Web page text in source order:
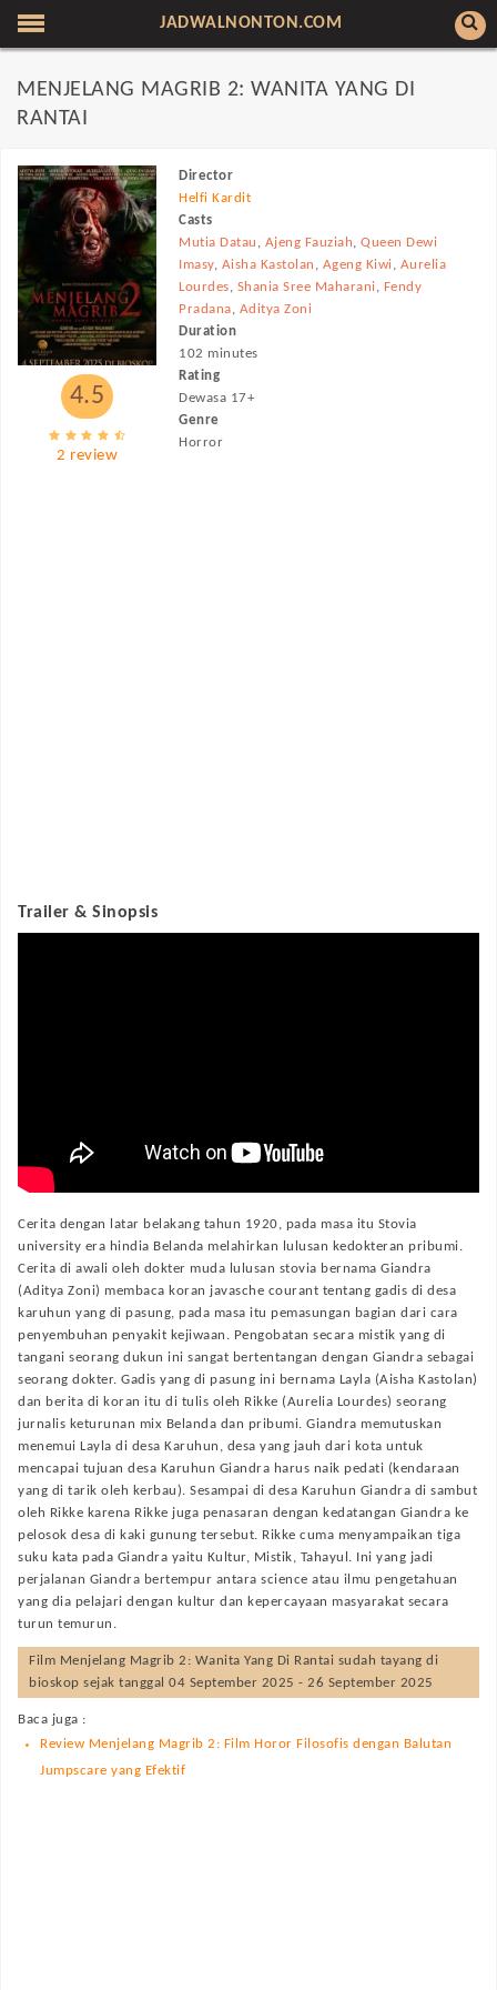
JADWALNONTON.COM
MENJELANG MAGRIB 2: WANITA YANG DI
RANTAI
4.5
2 review
Director
Helfi Kardit
Casts
Mutia Datau , Ajeng Fauziah,Queen Dewi
Imasy, Aisha Kastolan , Ageng Kiwi, Aurelia
Lourdes, Shania Sree Maharani, Fendy
Pradana, Aditya Zoni
Duration
102 minutes
Rating
Dewasa 17+
Genre
Horror
Trailer & Sinopsis
Cerita dengan latar belakang tahun 1920, pada masa itu Stovia
university era hindia Belanda melahirkan lulusan kedokteran pribumi.
Cerita di awali oleh dokter muda lulusan stovia bernama Giandra
(Aditya Zoni) membaca koran javasche courant tentang gadis di desa
karuhun yang di pasung, pada masa itu pemasungan bagian dari cara
penyembuhan penyakit kejiwaan. Pengobatan secara mistik yang di
tangani seorang dukun ini sangat bertentangan dengan Giandra sebagai
seorang dokter. Gadis yang di pasung ini bernama Layla (Aisha Kastolan)
dan berita di koran itu di tulis oleh Rikke (Aurelia Lourdes) seorang
jurnalis keturunan mix Belanda dan pribumi. Giandra memutuskan
menemui Layla di desa Karuhun, desa yang jauh dari kota untuk
mencapai tujuan desa Karuhun Giandra harus naik pedati (kendaraan
yang di tarik oleh kerbau). Sesampai di desa Karuhun Giandra di sambut
oleh Rikke karena Rikke juga penasaran dengan kedatangan Giandra ke
pelosok desa di kaki gunung tersebut. Rikke cuma menyampaikan tiga
suku kata pada Giandra yaitu Kultur, Mistik, Tahayul. Ini yang jadi
perjalanan Giandra bertempur antara science atau ilmu pengetahuan
yang dia pelajari dengan kultur dan kepercayaan masyarakat secara
turun temurun.
Film Menjelang Magrib 2: Wanita Yang Di Rantai sudah tayang di
bioskop sejak tanggal 04 September 2025 - 26 September 2025
Baca juga :
Review Menjelang Magrib 2: Film Horor Filosofis dengan Balutan
Jumpscare yang Efektif